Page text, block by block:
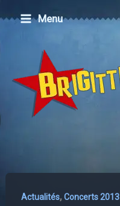
Menu
Actualités, Concerts 2013